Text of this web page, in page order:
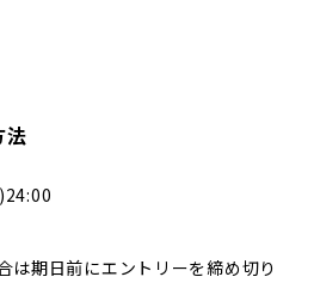
法
期日前にエントリーを締め切り